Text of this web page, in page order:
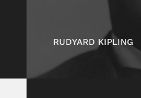
RUDYARD KIPLING